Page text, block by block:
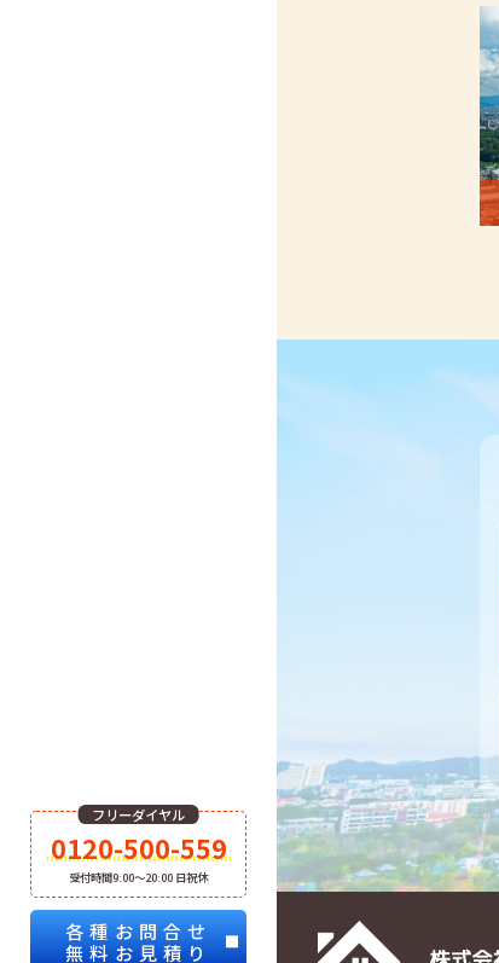
フリーダイヤル
0120-500-559
受付時間9:00～20:00 日祝休
各種お問合せ
無料お見積り